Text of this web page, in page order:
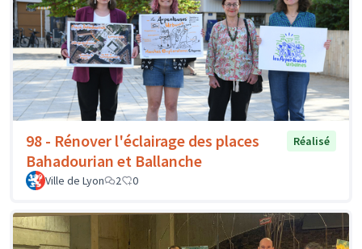
98 - Rénover l'éclairage des places
Bahadourian et Ballanche
Réalisé
Ville de Lyon 2 0